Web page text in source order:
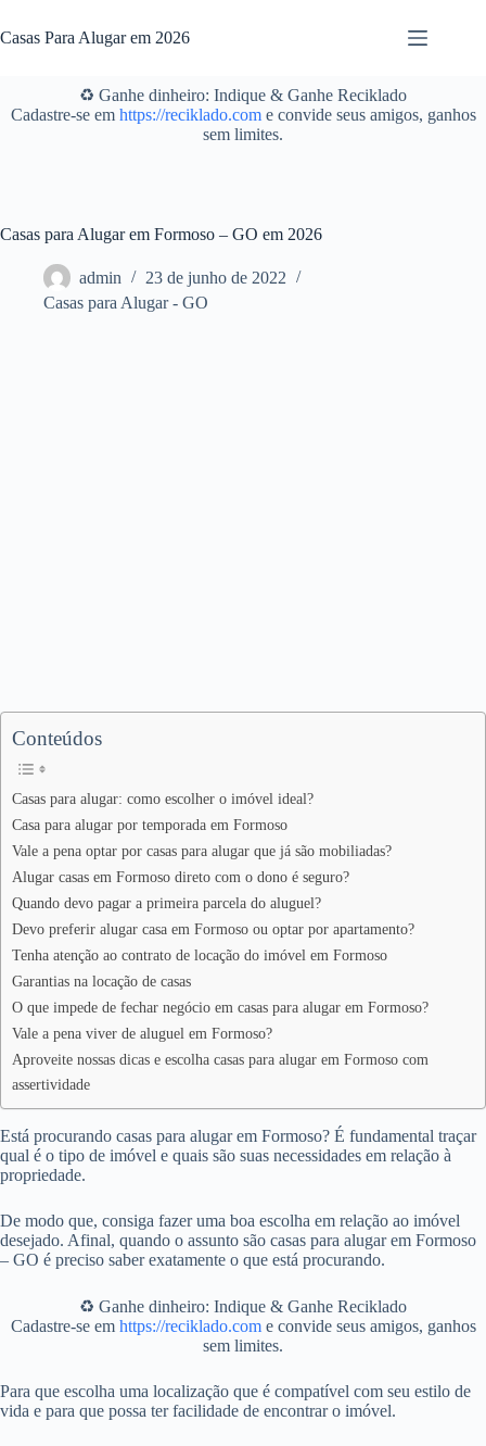
para
o
Casas Para Alugar em 2026
♻️ Ganhe dinheiro: Indique & Ganhe Reciklado
Cadastre-se em https://reciklado.come convide seus amigos, ganhos
sem limites.
Casas para Alugar em Formoso – GO em 2026
admin
23 de junho de 2022
Casas para Alugar - GO
Conteúdos
Casas para alugar: como escolher o imóvel ideal?
Casa para alugar por temporada em Formoso
Vale a pena optar por casas para alugar que já são mobiliadas?
Alugar casas em Formoso direto com o dono é seguro?
Quando devo pagar a primeira parcela do aluguel?
Devo preferir alugar casa em Formoso ou optar por apartamento?
Tenha atenção ao contrato de locação do imóvel em Formoso
Garantias na locação de casas
O que impede de fechar negócio em casas para alugar em Formoso?
Vale a pena viver de aluguel em Formoso?
Aproveite nossas dicas e escolha casas para alugar em Formoso com
assertividade
Está procurando casas para alugar em Formoso? É fundamental traçar
qual é o tipo de imóvel e quais são suas necessidades em relação à
propriedade.
De modo que, consiga fazer uma boa escolha em relação ao imóvel
desejado. Afinal, quando o assunto são casas para alugar em Formoso
– GO é preciso saber exatamente o que está procurando.
♻️ Ganhe dinheiro: Indique & Ganhe Reciklado
Cadastre-se em https://reciklado.come convide seus amigos, ganhos
sem limites.
Para que escolha uma localização que é compatível com seu estilo de
vida e para que possa ter facilidade de encontrar o imóvel.